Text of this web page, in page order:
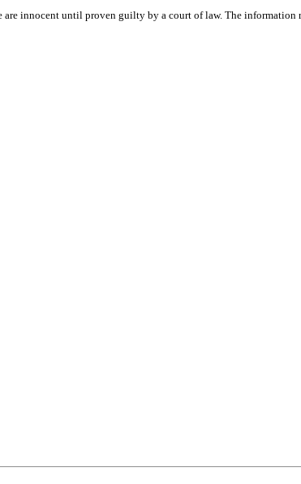
innocent until proven guilty by a court of law. The